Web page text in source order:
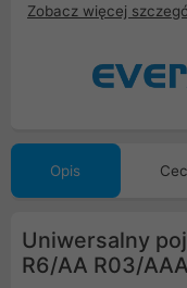
Zobacz więcej
Opis
Uniwersalny
R6/AA R03/